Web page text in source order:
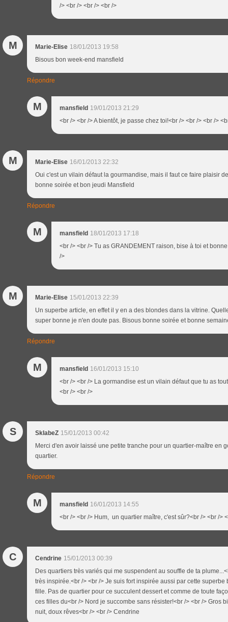
/> <br /> <br /> <br />
M Marie-Elise 18/01/2013 19:58
Bisous bon week-end mansfield
Répondre
M mansfield 19/01/2013 21:29
<br /> <br /> A bientôt, je passe chez toi!<br /> <br /> <br />
M Marie-Elise 16/01/2013 22:32
Oui c'est un vilain défaut la gourmandise, mais il faut ce faire plaisir
bonne soirée et bon jeudi Mansfield
Répondre
M mansfield 18/01/2013 17:18
<br /> <br /> Tu as GRANDEMENT raison, bise à toi et
/>
M Marie-Elise 15/01/2013 22:39
Un superbe article, en effet il y en a des blondes dans la vitrine.
super bonne je n'en doute pas. Bisous bonne soirée et bonne
Répondre
M mansfield 16/01/2013 15:10
<br /> <br /> La gormandise est un vilain défaut que tu as
<br /> <br />
S SklabeZ 15/01/2013 00:42
Merci d'en avoir laissé une petite tranche pour un quartier-maître en
quartier.
Répondre
M mansfield 16/01/2013 14:55
<br /> <br /> Hum, un quartier maître, c'est sûr?<br /> <br />
C Cendrine 15/01/2013 00:39
Des quartiers très variés qui me suspendent au souffle de ta
très inspirée.<br /> <br /> Je suis fort inspirée aussi par cette superbe
fille. Pas de quartier pour ce succulent dessert et comme de toute
ces filles du<br /> Nord je succombe sans résister!<br /> <br /> Gros
nuit, doux rêves<br /> <br /> Cendrine